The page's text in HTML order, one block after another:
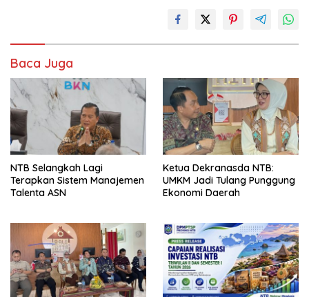
Baca Juga
NTB Selangkah Lagi
Terapkan Sistem Manajemen
Talenta ASN
Ketua Dekranasda NTB:
UMKM Jadi Tulang Punggung
Ekonomi Daerah